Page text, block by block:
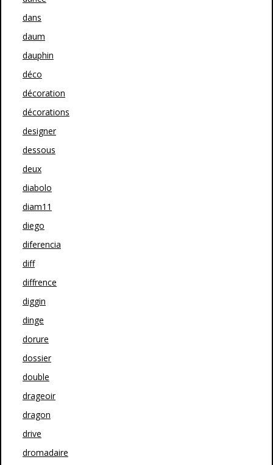
dans
daum
dauphin
déco
décoration
décorations
designer
dessous
deux
diabolo
diam11
diego
diferencia
diff
diffrence
diggin
dinge
dorure
dossier
double
drageoir
dragon
drive
dromadaire